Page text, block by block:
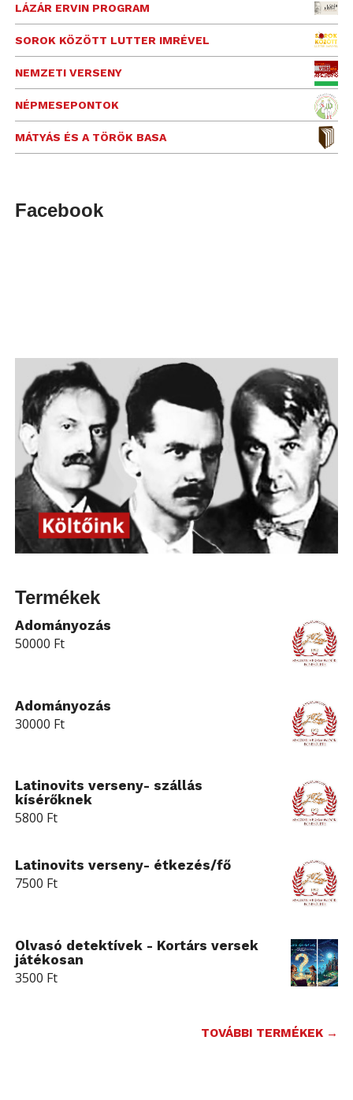
LÁZÁR ERVIN PROGRAM
SOROK KÖZÖTT LUTTER IMRÉVEL
NEMZETI VERSENY
NÉPMESEPONTOK
MÁTYÁS ÉS A TÖRÖK BASA
Facebook
Termékek
Adományozás
50000 Ft
Adományozás
30000 Ft
Latinovits verseny- szállás
kísérőknek
5800 Ft
Latinovits verseny- étkezés/fő
7500 Ft
Olvasó detektívek - Kortárs versek
játékosan
3500 Ft
TOVÁBBI TERMÉKEK →